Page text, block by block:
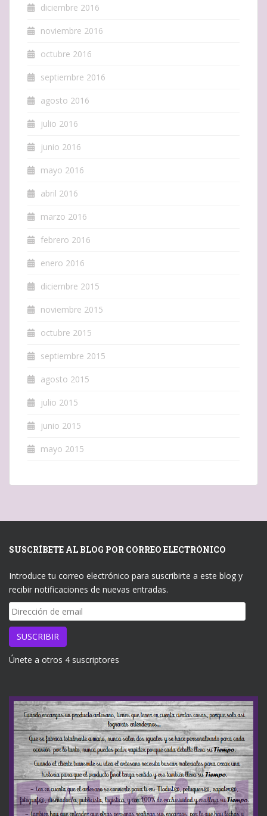
diciembre 2016
noviembre 2016
octubre 2016
septiembre 2016
agosto 2016
julio 2016
junio 2016
mayo 2016
abril 2016
marzo 2016
febrero 2016
enero 2016
diciembre 2015
noviembre 2015
octubre 2015
septiembre 2015
agosto 2015
julio 2015
junio 2015
mayo 2015
SUSCRÍBETE AL BLOG POR CORREO ELECTRÓNICO
Introduce tu correo electrónico para suscribirte a este blog y
recibir notificaciones de nuevas entradas.
Dirección
de
email
SUSCRIBIR
Únete a otros 4 suscriptores